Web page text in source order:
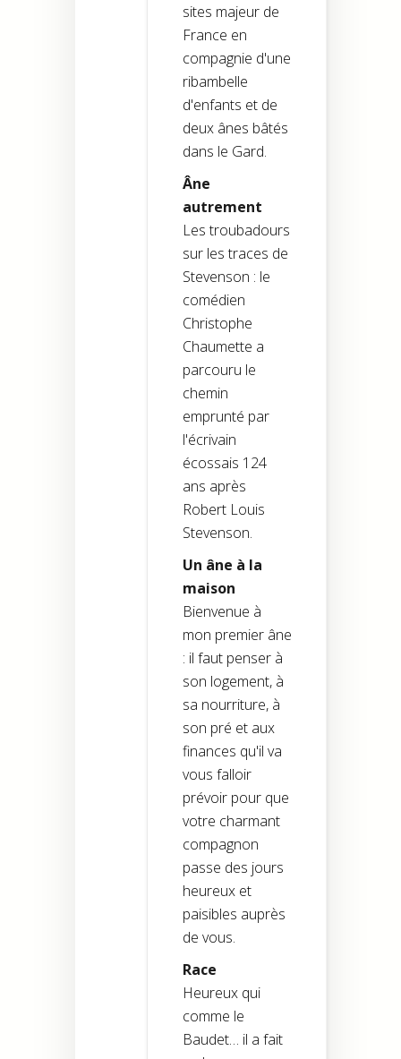
sites majeur de
France en
compagnie d'une
ribambelle
d'enfants et de
deux ânes bâtés
dans le Gard.
Âne
autrement
Les troubadours
sur les traces de
Stevenson : le
comédien
Christophe
Chaumette a
parcouru le
chemin
emprunté par
l'écrivain
écossais 124
ans après
Robert Louis
Stevenson.
Un âne à la
maison
Bienvenue à
mon premier âne
: il faut penser à
son logement, à
sa nourriture, à
son pré et aux
finances qu'il va
vous falloir
prévoir pour que
votre charmant
compagnon
passe des jours
heureux et
paisibles auprès
de vous.
Race
Heureux qui
comme le
Baudet… il a fait